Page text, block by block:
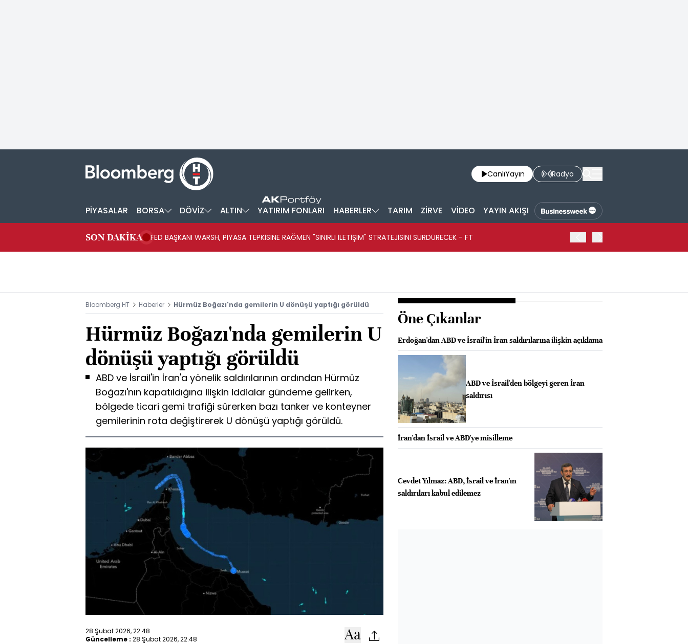
CanlıYayın Radyo
PİYASALAR BORSA DÖVİZ ALTIN YATIRIM FONLARI HABERLER TARIM ZİRVE VİDEO YAYIN AKIŞI
SON DAKİKA FED BAŞKANI WARSH, PİYASA TEPKİSİNE RAĞMEN "SINIRLI İLETİŞİM" STRATEJİSİNİ SÜRDÜRECEK - FT
Bloomberg HT Haberler Hürmüz Boğazı'nda gemilerin U dönüşü yaptığı görüldü
Hürmüz Boğazı'nda gemilerin U
dönüşü yaptığı görüldü
ABD ve İsrail'in İran'a yönelik saldırılarının ardından Hürmüz
Boğazı'nın kapatıldığına ilişkin iddialar gündeme gelirken,
bölgede ticari gemi trafiği sürerken bazı tanker ve konteyner
gemilerinin rota değiştirerek U dönüşü yaptığı görüldü.
28 Şubat 2026, 22:48
Güncelleme : 28 Şubat 2026, 22:48
Öne Çıkanlar
Erdoğan'dan ABD ve İsrail'in İran saldırılarına ilişkin açıklama
ABD ve İsrail'den bölgeyi geren İran
saldırısı
İran'dan İsrail ve ABD'ye misilleme
Cevdet Yılmaz: ABD, İsrail ve İran'ın
saldırıları kabul edilemez